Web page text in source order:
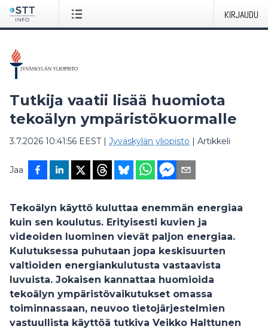
KIRJAUDU
Tutkija vaatii lisää huomiota
tekoälyn ympäristökuormalle
3.7.2026 10:41:56 EEST| Jyväskylän yliopisto | Artikkeli
Jaa
Tekoälyn käyttö kuluttaa enemmän energiaa
kuin sen koulutus. Erityisesti kuvien ja
videoiden luominen vievät paljon energiaa.
Kulutuksessa puhutaan jopa keskisuurten
valtioiden energiankulutusta vastaavista
luvuista. Jokaisen kannattaa huomioida
tekoälyn ympäristövaikutukset omassa
toiminnassaan, neuvoo tietojärjestelmien
vastuullista käyttöä tutkiva Veikko Halttunen